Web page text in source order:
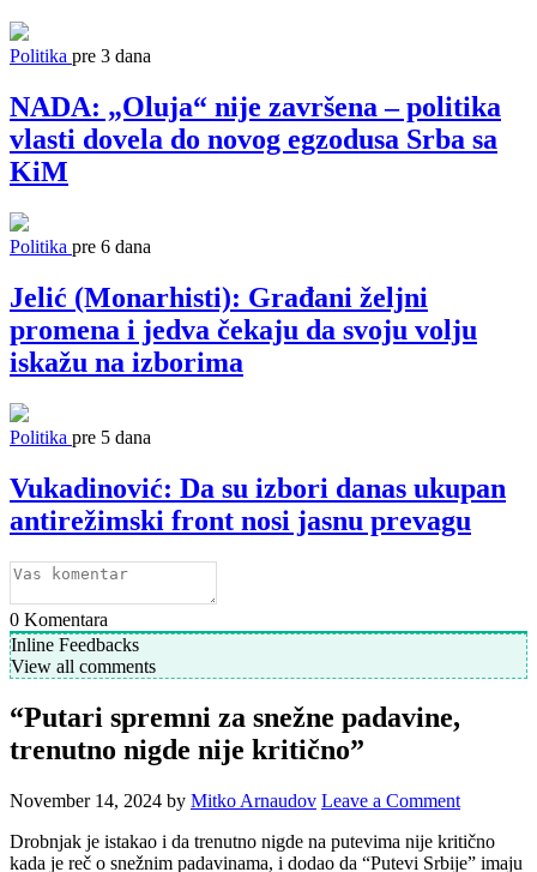
Politika pre 3 dana
NADA: „Oluja“ nije završena – politika
vlasti dovela do novog egzodusa Srba sa
KiM
Politika pre 6 dana
Jelić (Monarhisti): Građani željni
promena i jedva čekaju da svoju volju
iskažu na izborima
Politika pre 5 dana
Vukadinović: Da su izbori danas ukupan
antirežimski front nosi jasnu prevagu
0 Komentara
Inline Feedbacks
View all comments
“Putari spremni za snežne padavine,
trenutno nigde nije kritično”
November 14, 2024 by Mitko Arnaudov Leave a Comment
Drobnjak je istakao i da trenutno nigde na putevima nije kritično
kada je reč o snežnim padavinama, i dodao da “Putevi Srbije” imaju